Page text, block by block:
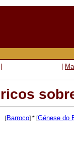
[Barroco] * [Génese do